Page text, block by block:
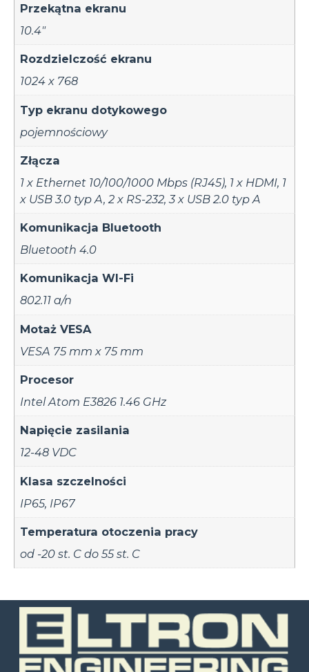
Przekątna ekranu
10.4"
Rozdzielczość ekranu
1024 x 768
Typ ekranu dotykowego
pojemnościowy
Złącza
1 x Ethernet 10/100/1000 Mbps (RJ45), 1 x HDMI, 1
x USB 3.0 typ A,2 x RS-232,3 x USB 2.0 typ A
Komunikacja Bluetooth
Bluetooth 4.0
Komunikacja WI-Fi
802.11 a/n
Motaż VESA
VESA 75 mm x 75 mm
Procesor
Intel Atom E3826 1.46 GHz
Napięcie zasilania
12-48 VDC
Klasa szczelności
IP65, IP67
Temperatura otoczenia pracy
od -20 st. C do 55 st. C